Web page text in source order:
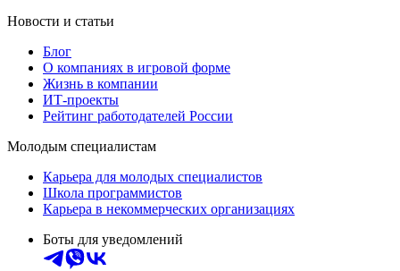
Новости и статьи
Блог
О компаниях в игровой форме
Жизнь в компании
ИТ-проекты
Рейтинг работодателей России
Молодым специалистам
Карьера для молодых специалистов
Школа программистов
Карьера в некоммерческих организациях
Боты для уведомлений